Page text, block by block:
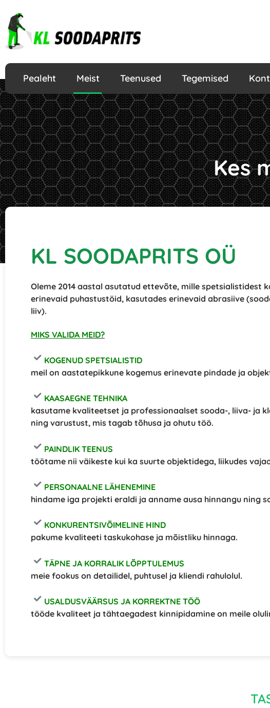
Pealeht Meist Teenused Tegemised
Kes
KL SOODAPRITS OÜ
Oleme 2014 aastal asutatud ettevõte, mille spetsialistidest
erinevaid puhastustöid, kasutades erinevaid abrasiive
liiv).
MIKS VALIDA MEID?
KOGENUD SPETSIALISTID
meil on aastatepikkune kogemus erinevate pindade ja
KAASAEGNE TEHNIKA
kasutame kvaliteetset ja professionaalset sooda-, liiva- ja
ning varustust, mis tagab tõhusa ja ohutu töö.
PAINDLIK TEENUS
töötame nii väikeste kui ka suurte objektidega, liikudes
PERSONAALNE LÄHENEMINE
hindame iga projekti eraldi ja anname ausa hinnangu ning
KONKURENTSIVÕIMELINE HIND
pakume kvaliteeti taskukohase ja mõistliku hinnaga.
TÄPNE JA KORRALIK LÕPPTULEMUS
meie fookus on detailidel, puhtusel ja kliendi rahulolul.
USALDUSVÄÄRSUS JA KORREKTNE TÖÖ
tööde kvaliteet ja tähtaegadest kinnipidamine on meile